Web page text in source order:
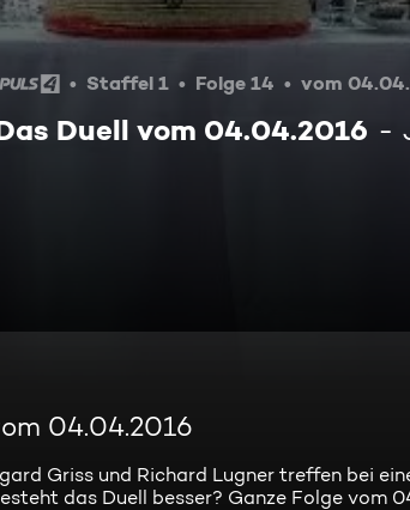
Staffel 1 Folge 14 vom
Duell vom 04.04.2016
04.04.2016
Griss und Richard Lugner treffen bei
das Duell besser? Ganze Folge vom